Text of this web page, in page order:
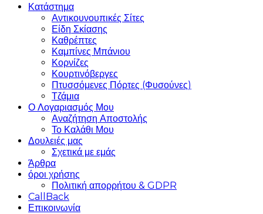
Κατάστημα
Αντικουνουπικές Σίτες
Είδη Σκίασης
Καθρέπτες
Καμπίνες Μπάνιου
Κορνίζες
Κουρτινόβεργες
Πτυσσόμενες Πόρτες (Φυσούνες)
Τζάμια
Ο Λογαριασμός Μου
Αναζήτηση Αποστολής
Το Καλάθι Μου
Δουλειές μας
Σχετικά με εμάς
Άρθρα
όροι χρήσης
Πολιτική απορρήτου & GDPR
CallBack
Επικοινωνία